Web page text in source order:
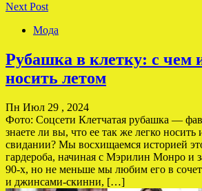
Next Post
Мода
Рубашка в клетку: с чем
носить летом
Пн Июл 29 , 2024
Фото: Соцсети Клетчатая рубашка —
знаете ли вы, что ее так же легко носить
свидании? Мы восхищаемся историей
гардероба, начиная с Мэрилин Монро и
90-х, но не меньше мы любим его в
и джинсами-скинни, […]